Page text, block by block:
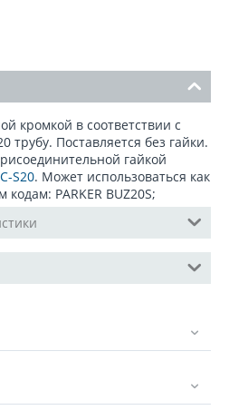
кромкой в соответствии с
трубу. Поставляется без гайки.
гайкой
S20. Может использоваться как
PARKER BUZ20S;